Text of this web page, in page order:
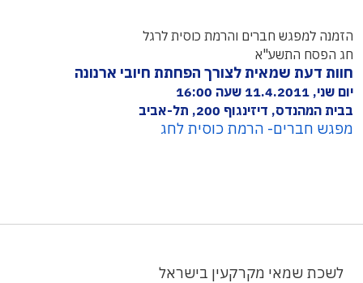
הזמנה למפגש חברים והרמת כוסית לרגל
חג הפסח התשע"א
חוות דעת שמאית לצורך הפחתת חיובי ארנונה
יום שני, 11.4.2011 שעה 16:00
בבית המהנדס, דיזינגוף 200, תל-אביב
מפגש חברים- הרמת כוסית לחג
לשכת שמאי מקרקעין בישראל